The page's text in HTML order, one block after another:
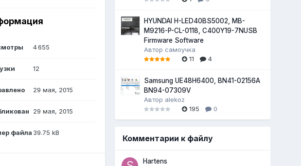
4 655
12
29 мая, 2015
29 мая, 2015
файла 39.75 kB
HYUNDAI H-LED40BS5002, MB-
M9216-P-CL-0118, C400Y19-7NUSB
Firmware Software
Автор самоучка
11
4
Samsung UE48H6400, BN41-02156A
BN94-07309V
Автор alekoz
195
0
Комментарии к файлу
Hartens